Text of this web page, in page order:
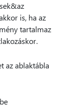
is, ha az
tartalmaz
az ablaktábla